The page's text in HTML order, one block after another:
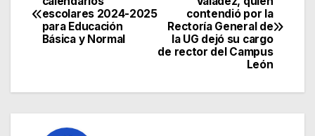
contendió por la
Rectoría General de
la UG dejó su cargo
de rector del Campus
León
escolares 2024-2025
para Educación
Básica y Normal